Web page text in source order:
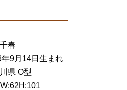
春
年9月14日生まれ
県 O型